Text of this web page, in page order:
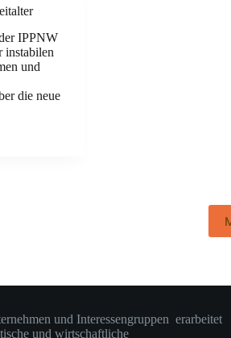
IPPNW
instabilen
und
die neue
und Interessengruppen erarbeitet
und wirtschaftliche